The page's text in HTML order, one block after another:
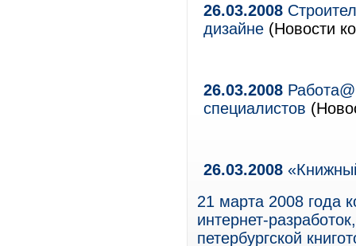
26.03.2008
дизайне (Новости
26.03.2008
специалистов
26.03.2008
21 марта 2008 года
интернет-
петербургской